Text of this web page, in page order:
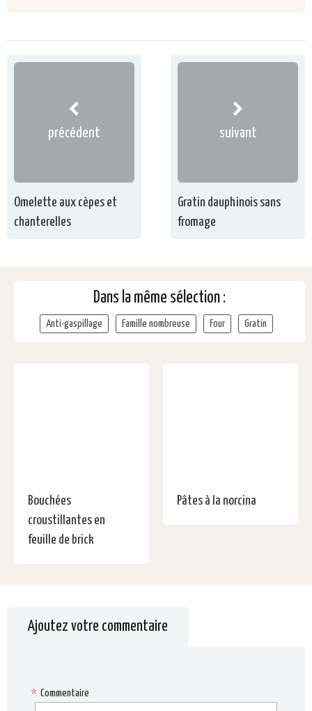
précédent
Omelette aux cèpes et
chanterelles
suivant
Gratin dauphinois sans
fromage
Dans la même sélection :
Anti-gaspillage Famille nombreuse Four Gratin
Bouchées
croustillantes en
feuille de brick
Pâtes à la norcina
Ajoutez votre commentaire
Commentaire
*